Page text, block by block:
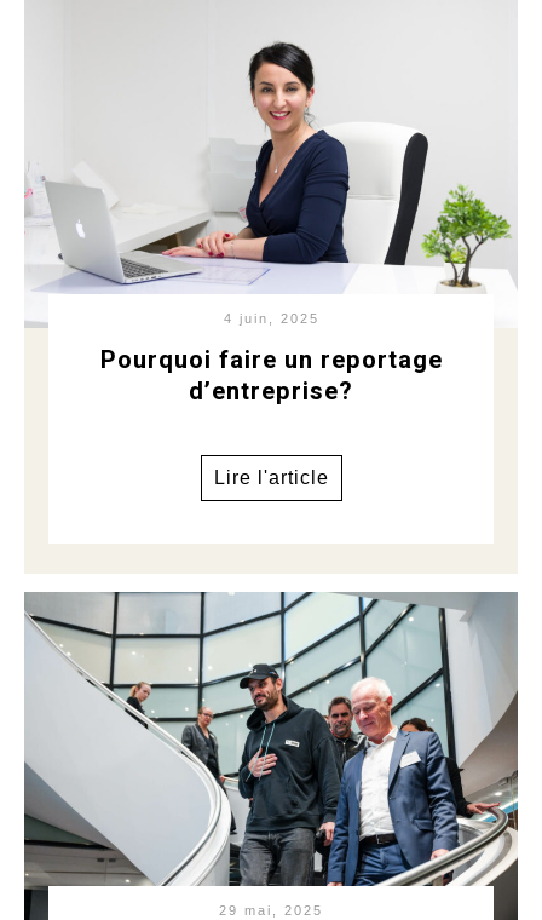
4 juin, 2025
Pourquoi faire un reportage
d’entreprise?
Lire l'article
29 mai, 2025